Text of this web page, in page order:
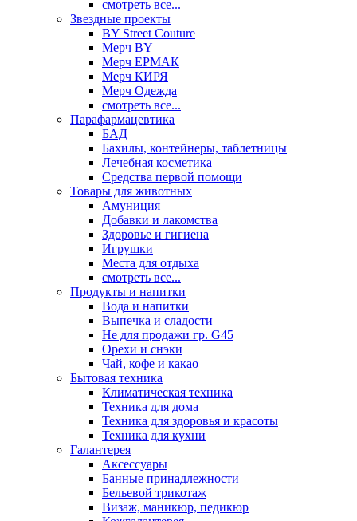
смотреть все...
Звездные проекты
BY Street Couture
Мерч BY
Мерч ЕРМАК
Мерч КИРЯ
Мерч Одежда
смотреть все...
Парафармацевтика
БАД
Бахилы, контейнеры, таблетницы
Лечебная косметика
Средства первой помощи
Товары для животных
Амуниция
Добавки и лакомства
Здоровье и гигиена
Игрушки
Места для отдыха
смотреть все...
Продукты и напитки
Вода и напитки
Выпечка и сладости
Не для продажи гр. G45
Орехи и снэки
Чай, кофе и какао
Бытовая техника
Климатическая техника
Техника для дома
Техника для здоровья и красоты
Техника для кухни
Галантерея
Аксессуары
Банные принадлежности
Бельевой трикотаж
Визаж, маникюр, педикюр